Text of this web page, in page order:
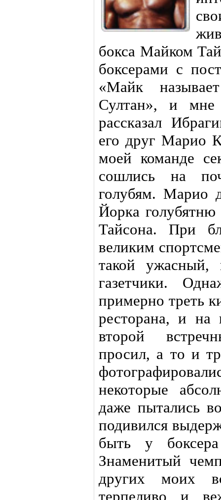
бокса Майком
боксерами с
«Майк
Султан», и
рассказал
его друг Марио
моей команде
сошлись на
голубям. Марио
Йорка
Тайсона. При
великим
такой ужасный,
газетчики.
примерно треть
ресторана, и на
второй
просил, а то и
некоторые
даже пытались
подивился
быть у
Знаменитый
других моих
терпеливо и